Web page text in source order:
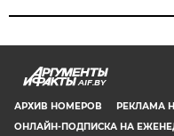
AIF.BY
АРХИВ НОМЕРОВ РЕКЛАМА
ОНЛАЙН-ПОДПИСКА НА